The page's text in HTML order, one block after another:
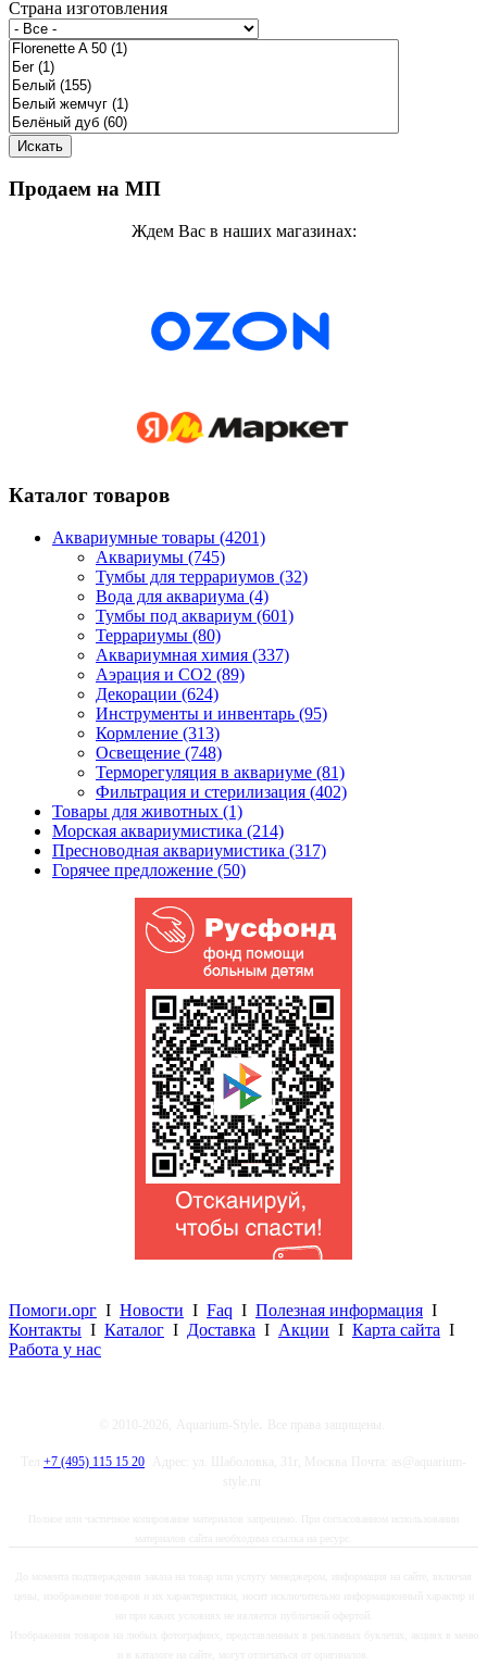
Страна изготовления
Продаем на МП
Ждем Вас в наших магазинах:
Каталог товаров
Аквариумные товары (4201)
Аквариумы (745)
Тумбы для террариумов (32)
Вода для аквариума (4)
Тумбы под аквариум (601)
Террариумы (80)
Аквариумная химия (337)
Аэрация и CO2 (89)
Декорации (624)
Инструменты и инвентарь (95)
Кормление (313)
Освещение (748)
Терморегуляция в аквариуме (81)
Фильтрация и стерилизация (402)
Товары для животных (1)
Морская аквариумистика (214)
Пресноводная аквариумистика (317)
Горячее предложение (50)
Помоги.орг I Новости I Faq I Полезная информация I
Контакты I Каталог I Доставка I Акции I Карта сайта I
Работа у нас
+7 (495) 115 15 20